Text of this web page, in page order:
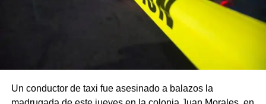
Un conductor de taxi fue asesinado a balazos la